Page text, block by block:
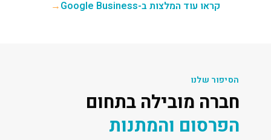
קראו עוד המלצות ב-Google Business →
הסיפור שלנו
חברה מובילה בתחום
הפרסום והמתנות